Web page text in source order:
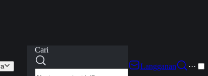
Cari
Langganan
···